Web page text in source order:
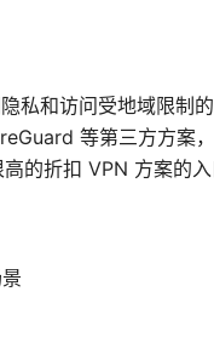
私和访问受地域限制
等第三方方案
的折扣 VPN 方案的入